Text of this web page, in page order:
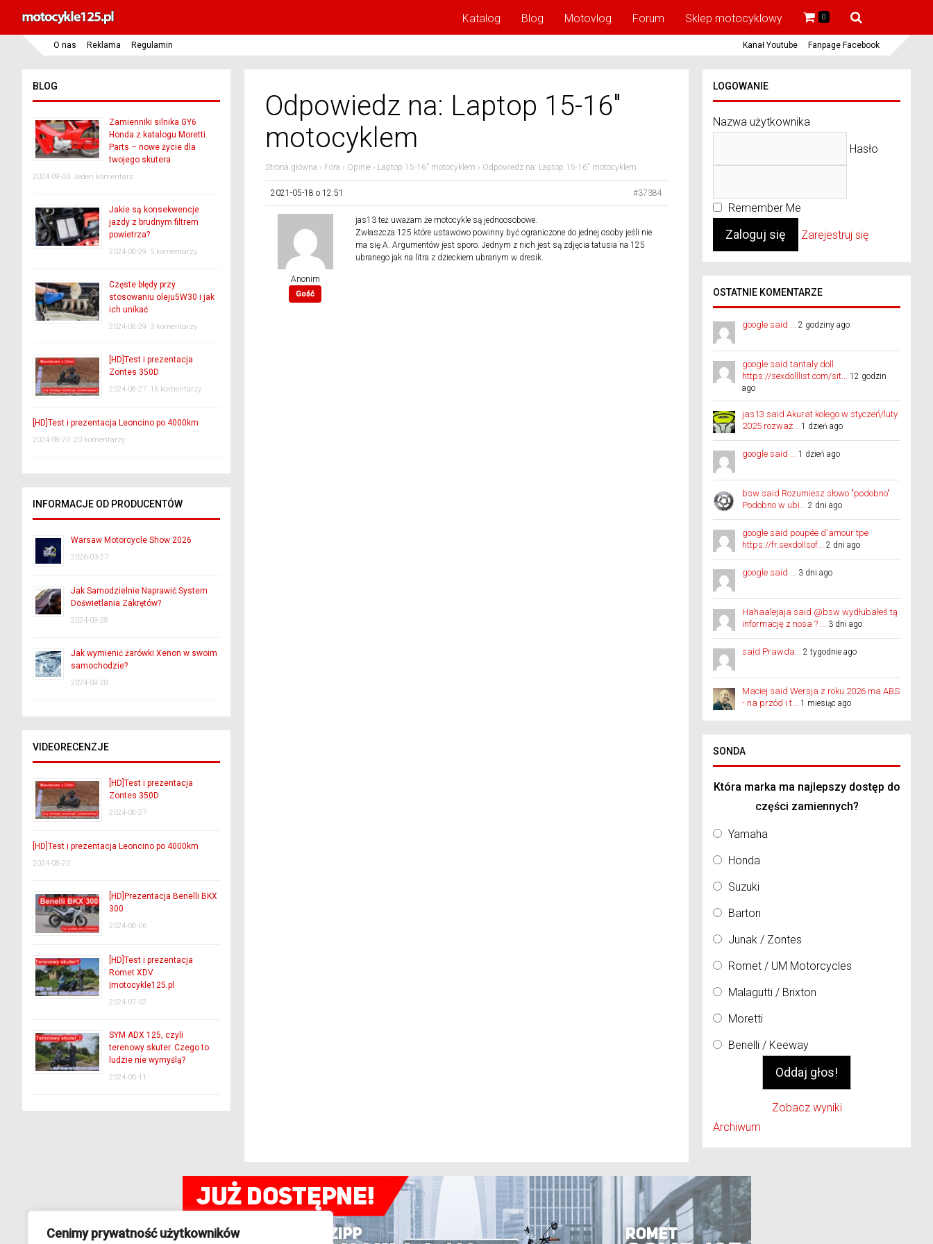
Cenimy prywatność użytkowników
Katalog Blog Motovlog Forum Sklep motocyklowy 0
O nas Reklama Regulamin Kanał Youtube Fanpage Facebook
Odpowiedz na: Laptop 15-16″
motocyklem
Strona główna › Fora › Opinie › Laptop 15-16″ motocyklem › Odpowiedz na: Laptop 15-16″ motocyklem
2021-05-18 o 12:51 #37384
Anonim
Gość
jas13 też uważam że motocykle są jednoosobowe.
Zwłaszcza 125 które ustawowo powinny być ograniczone do jednej osoby jeśli nie
ma się A. Argumentów jest sporo. Jednym z nich jest są zdjęcia tatusia na 125
ubranego jak na litra z dzieckiem ubranym w dresik.
BLOG
Zamienniki silnika GY6
Honda z katalogu Moretti
Parts – nowe życie dla
twojego skutera
2024-09-03 Jeden komentarz
Jakie są konsekwencje
jazdy z brudnym filtrem
powietrza?
2024-08-29 5 komentarzy
Częste błędy przy
stosowaniu oleju5W30 i jak
ich unikać
2024-08-29 3 komentarzy
[HD]Test i prezentacja
Zontes 350D
2024-08-27 16 komentarzy
[HD]Test i prezentacja Leoncino po 4000km
2024-08-20 20 komentarzy
INFORMACJE OD PRODUCENTÓW
Warsaw Motorcycle Show 2026
2026-03-27
Jak Samodzielnie Naprawić System
Doświetlania Zakrętów?
2024-09-28
Jak wymienić żarówki Xenon w swoim
samochodzie?
2024-09-28
VIDEORECENZJE
[HD]Test i prezentacja
Zontes 350D
2024-08-27
[HD]Test i prezentacja Leoncino po 4000km
2024-08-20
[HD]Prezentacja Benelli BKX
300
2024-08-06
[HD]Test i prezentacja
Romet XDV
|motocykle125.pl
2024-07-02
SYM ADX 125, czyli
terenowy skuter. Czego to
ludzie nie wymyślą?
2024-06-11
LOGOWANIE
Nazwa użytkownika
Hasło
Remember Me
Zarejestruj się
OSTATNIE KOMENTARZE
google said ... 2 godziny ago
google said tantaly doll
https://sexdolllist.com/sit... 12 godzin
ago
jas13 said Akurat kolego w styczeń/luty
2025 rozważ... 1 dzień ago
google said ... 1 dzień ago
bsw said Rozumiesz słowo "podobno".
Podobno w ubi... 2 dni ago
google said poupée d'amour tpe
https://fr.sexdollsof... 2 dni ago
google said ... 3 dni ago
Hahaalejaja said @bsw wydłubałeś tą
informację z nosa ? ... 3 dni ago
said Prawda... 2 tygodnie ago
Maciej said Wersja z roku 2026 ma ABS
- na przód i t... 1 miesiąc ago
SONDA
Która marka ma najlepszy dostęp do
części zamiennych?
Yamaha
Honda
Suzuki
Barton
Junak / Zontes
Romet / UM Motorcycles
Malagutti / Brixton
Moretti
Benelli / Keeway
Zobacz wyniki
Archiwum